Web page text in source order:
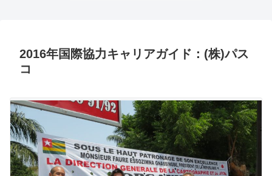
2016年国際協力キャリアガイド：(株)パス
コ